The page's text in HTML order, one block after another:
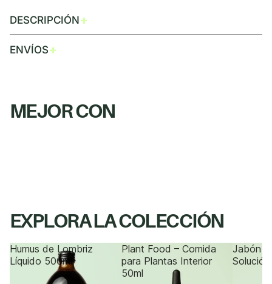
DESCRIPCIÓN+
ENVÍOS+
MEJOR CON
EXPLORA LA COLECCIÓN
Humus de Lombriz
Líquido 500ml
Plant Food – Comida
para Plantas Interior
50ml
Jabón